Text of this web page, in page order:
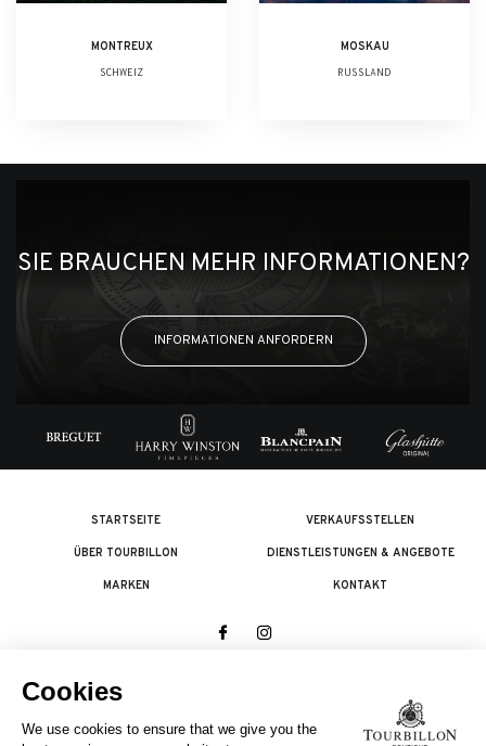
MONTREUX
SCHWEIZ
MOSKAU
RUSSLAND
SIE BRAUCHEN MEHR INFORMATIONEN?
INFORMATIONEN ANFORDERN
STARTSEITE
ÜBER TOURBILLON
MARKEN
VERKAUFSSTELLEN
DIENSTLEISTUNGEN & ANGEBOTE
KONTAKT